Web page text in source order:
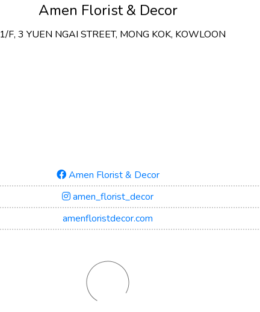
Amen Florist & Decor
1/F, 3 YUEN NGAI STREET, MONG KOK, KOWLOON
Amen Florist & Decor
amen_florist_decor
amenfloristdecor.com